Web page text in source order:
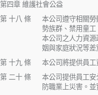
第四章 維護社會公益
第 十八 條
本公司遵守相關
勢族群、禁用童
本公司之人力資
姻與家庭狀況等
第 十九 條
本公司將提供員
第 二十 條
本公司提供員工
防職業上災害。